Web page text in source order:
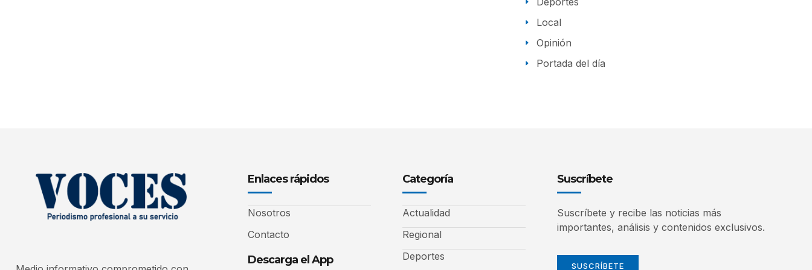
Local
Opinión
Portada del día
Enlaces rápidos
Nosotros
Contacto
Descarga el App
Categoría
Actualidad
Regional
Deportes
Suscríbete
Suscríbete y recibe las noticias más
importantes, análisis y contenidos exclusivos.
SUSCRÍBETE